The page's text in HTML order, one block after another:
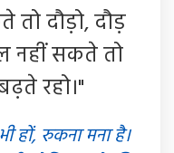
दौड़ो, दौड़
नहीं सकते तो
रहो।"
हों, रुकना मना है।